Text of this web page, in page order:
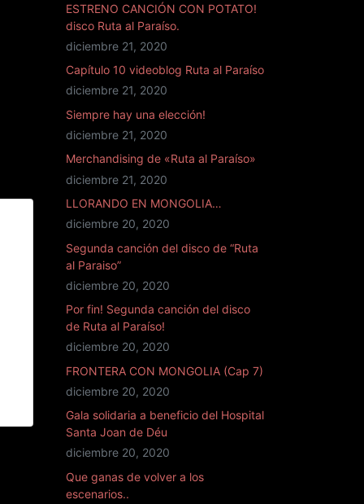
ESTRENO CANCIÓN CON POTATO!
disco Ruta al Paraíso.
diciembre 21, 2020
Capítulo 10 videoblog Ruta al Paraíso
diciembre 21, 2020
Siempre hay una elección!
diciembre 21, 2020
Merchandising de «Ruta al Paraíso»
diciembre 21, 2020
LLORANDO EN MONGOLIA…
diciembre 20, 2020
Segunda canción del disco de “Ruta
al Paraiso”
diciembre 20, 2020
Por fin! Segunda canción del disco
de Ruta al Paraíso!
diciembre 20, 2020
FRONTERA CON MONGOLIA (Cap 7)
diciembre 20, 2020
Gala solidaria a beneficio del Hospital
Santa Joan de Déu
diciembre 20, 2020
Que ganas de volver a los
escenarios..